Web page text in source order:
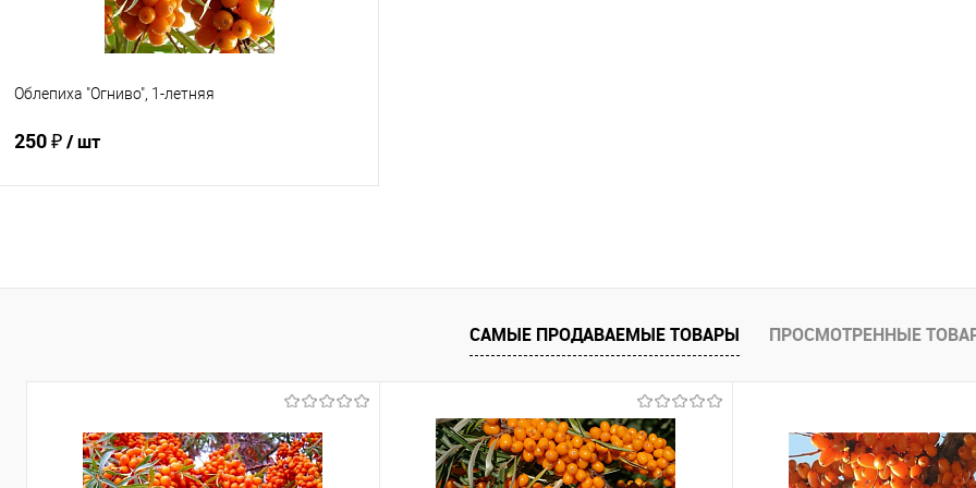
Облепиха "Огниво", 1-летняя
250 ₽/ шт
Купить в 1 клик
Сравнение
САМЫЕ ПРОДАВАЕМЫЕ ТОВАРЫ ПРОСМОТРЕННЫЕ